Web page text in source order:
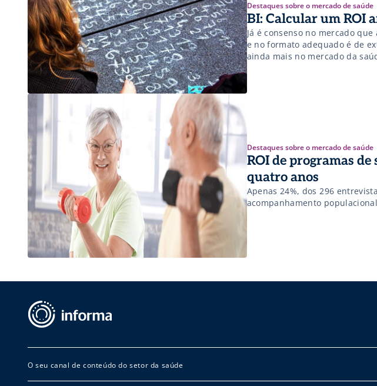
Destaques sobre o mercado de saúde
BI: Calcular um ROI
Já é consenso no mercado
e no formato adequado é de
ainda mais no mercado da
ambiente cada vez mais
Destaques sobre o mercado de saúde
ROI de programas
quatro anos
Apenas 24%, dos 296
acompanhamento
O seu canal de conteúdo do setor da saúde